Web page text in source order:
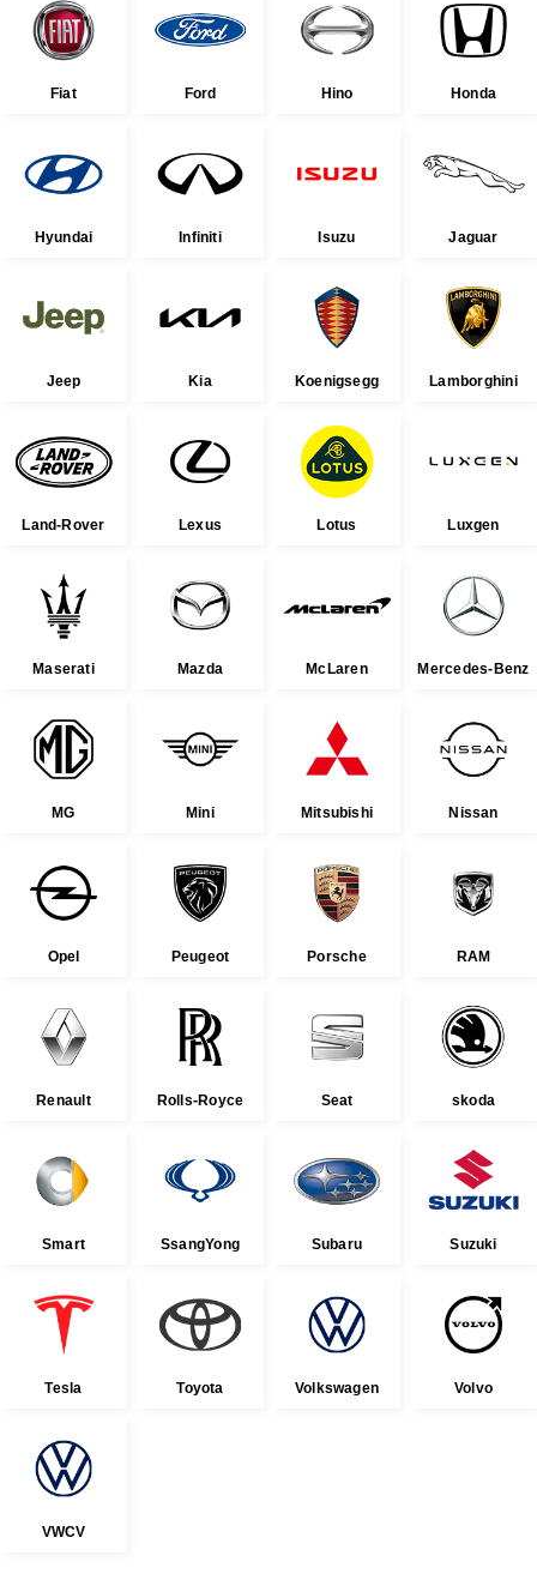
Fiat Ford Hino Honda
Hyundai Infiniti Isuzu Jaguar
Jeep Kia Koenigsegg Lamborghini
Land-Rover Lexus Lotus Luxgen
Maserati Mazda McLaren Mercedes-Benz
MG Mini Mitsubishi Nissan
Opel Peugeot Porsche RAM
Renault Rolls-Royce Seat skoda
Smart SsangYong Subaru Suzuki
Tesla Toyota Volkswagen Volvo
VWCV